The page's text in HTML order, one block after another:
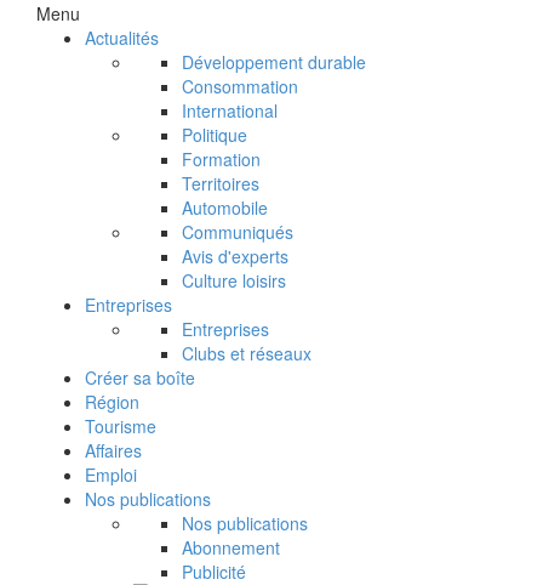
Menu
Actualités
Développement durable
Consommation
International
Politique
Formation
Territoires
Automobile
Communiqués
Avis d'experts
Culture loisirs
Entreprises
Entreprises
Clubs et réseaux
Créer sa boîte
Région
Tourisme
Affaires
Emploi
Nos publications
Nos publications
Abonnement
Publicité